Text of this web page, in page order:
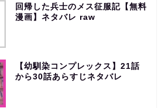
回帰した兵士のメス征服記【無料
漫画】ネタバレ raw
【幼馴染コンプレックス】21話
から30話あらすじネタバレ